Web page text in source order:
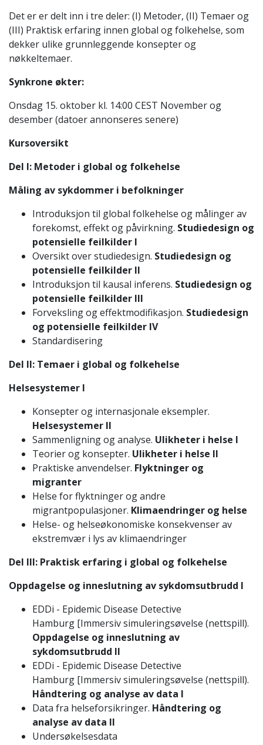
Det er er delt inn i tre deler: (I) Metoder, (II) Temaer og
(III) Praktisk erfaring innen global og folkehelse, som
dekker ulike grunnleggende konsepter og
nøkkeltemaer.
Synkrone økter:
Onsdag 15. oktober kl. 14:00 CEST November og
desember (datoer annonseres senere)
Kursoversikt
Del I: Metoder i global og folkehelse
Måling av sykdommer i befolkninger
Introduksjon til global folkehelse og målinger av
forekomst, effekt og påvirkning. Studiedesign og
potensielle feilkilder I
Oversikt over studiedesign. Studiedesign og
potensielle feilkilder II
Introduksjon til kausal inferens. Studiedesign og
potensielle feilkilder III
Forveksling og effektmodifikasjon. Studiedesign
og potensielle feilkilder IV
Standardisering
Del II: Temaer i global og folkehelse
Helsesystemer I
Konsepter og internasjonale eksempler.
Helsesystemer II
Sammenligning og analyse. Ulikheter i helse I
Teorier og konsepter. Ulikheter i helse II
Praktiske anvendelser. Flyktninger og
migranter
Helse for flyktninger og andre
migrantpopulasjoner. Klimaendringer og helse
Helse- og helseøkonomiske konsekvenser av
ekstremvær i lys av klimaendringer
Del III: Praktisk erfaring i global og folkehelse
Oppdagelse og inneslutning av sykdomsutbrudd I
EDDi - Epidemic Disease Detective
Hamburg [Immersiv simuleringsøvelse (nettspill).
Oppdagelse og inneslutning av
sykdomsutbrudd II
EDDi - Epidemic Disease Detective
Hamburg [Immersiv simuleringsøvelse (nettspill).
Håndtering og analyse av data I
Data fra helseforsikringer. Håndtering og
analyse av data II
Undersøkelsesdata